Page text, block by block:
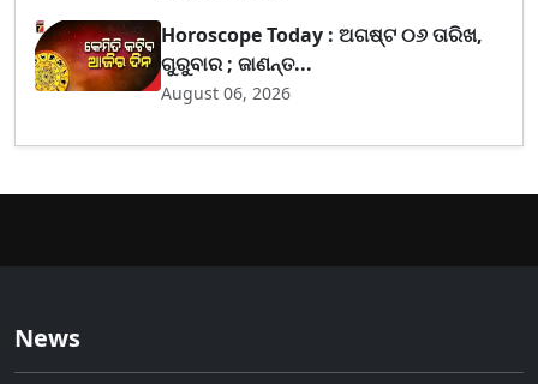
Horoscope Today : ଅଗଷ୍ଟ ୦୬ ତାରିଖ,
ଗୁରୁବାର ; ଜାଣନ୍ତ...
August 06, 2026
News